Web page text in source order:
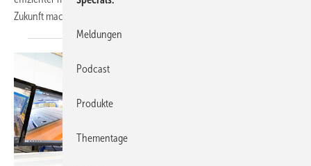
Zukunft macht.
Meldungen
Podcast
Produkte
Thementage